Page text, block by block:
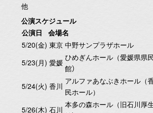
他
公演スケジュール
公演日
会場名
5/20(金) 東京 中野サンプラザホール
5/23(月) 愛媛
ひめぎんホール（愛媛県県
館）
5/24(火) 香川
アルファあなぶきホール（
民ホール）
5/26(木) 石川
本多の森ホール（旧石川厚